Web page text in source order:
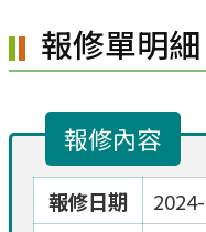
報修單明細
報修內容
報修日期